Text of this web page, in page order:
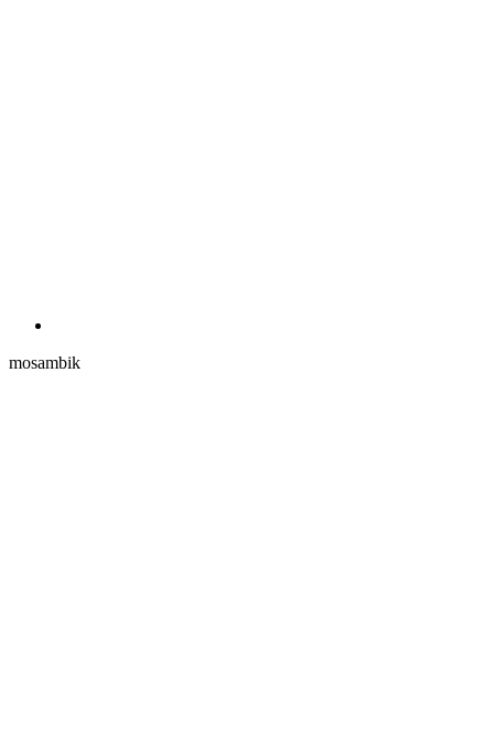
mosambik